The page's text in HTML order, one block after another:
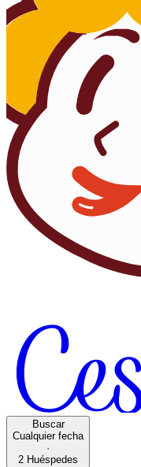
Buscar
Cualquier fecha
·
2 Huéspedes